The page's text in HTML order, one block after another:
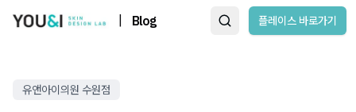
Blog 플레이스 바로가기
유앤아이의원 수원점